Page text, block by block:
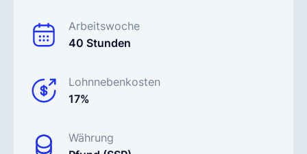
Arbeitswoche
40 Stunden
Lohnnebenkosten
17%
Währung